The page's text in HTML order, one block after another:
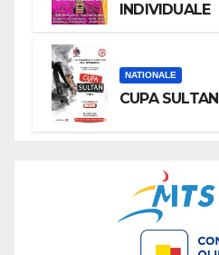
INDIVIDUALE
NATIONALE
CUPA SULTAN